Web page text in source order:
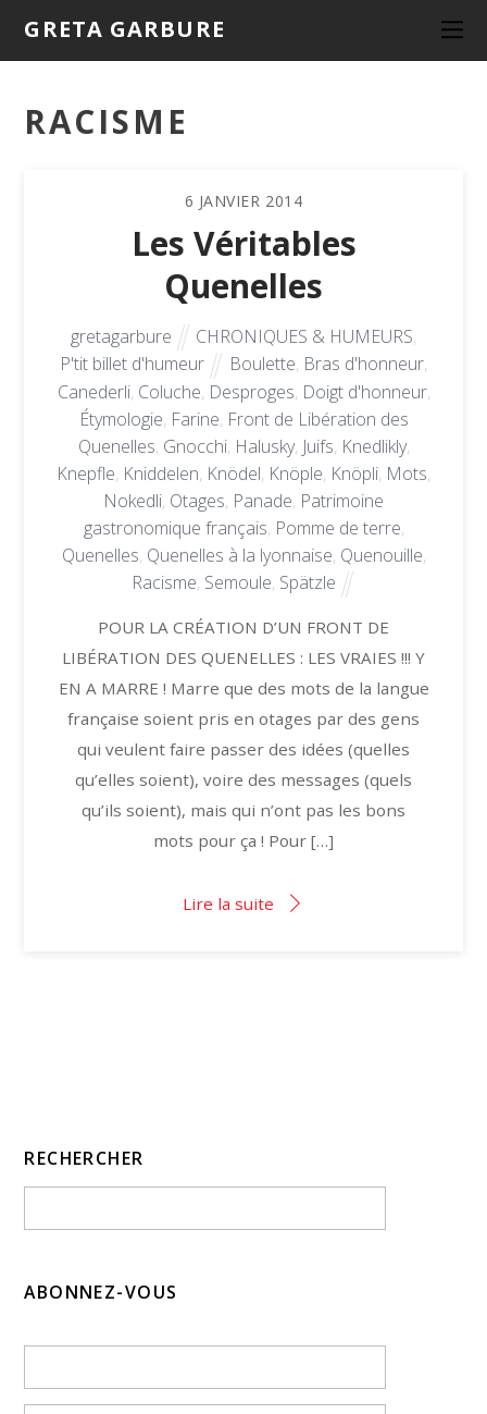
GRETA GARBURE
RACISME
6 JANVIER 2014
Les Véritables
Quenelles
gretagarbure CHRONIQUES & HUMEURS,
P'tit billet d'humeur
Boulette, Bras d'honneur,
Canederli, Coluche, Desproges, Doigt d'honneur,
Étymologie, Farine, Front de Libération des
Quenelles, Gnocchi, Halusky, Juifs, Knedlikly,
Knepfle, Kniddelen, Knödel, Knöple, Knöpli, Mots,
Nokedli, Otages, Panade, Patrimoine
gastronomique français, Pomme de terre,
Quenelles, Quenelles à la lyonnaise, Quenouille,
Racisme, Semoule, Spätzle
POUR LA CRÉATION D’UN FRONT DE
LIBÉRATION DES QUENELLES : LES VRAIES !!! Y
EN A MARRE ! Marre que des mots de la langue
française soient pris en otages par des gens
qui veulent faire passer des idées (quelles
qu’elles soient), voire des messages (quels
qu’ils soient), mais qui n’ont pas les bons
mots pour ça ! Pour […]
Lire la suite
RECHERCHER
ABONNEZ-VOUS